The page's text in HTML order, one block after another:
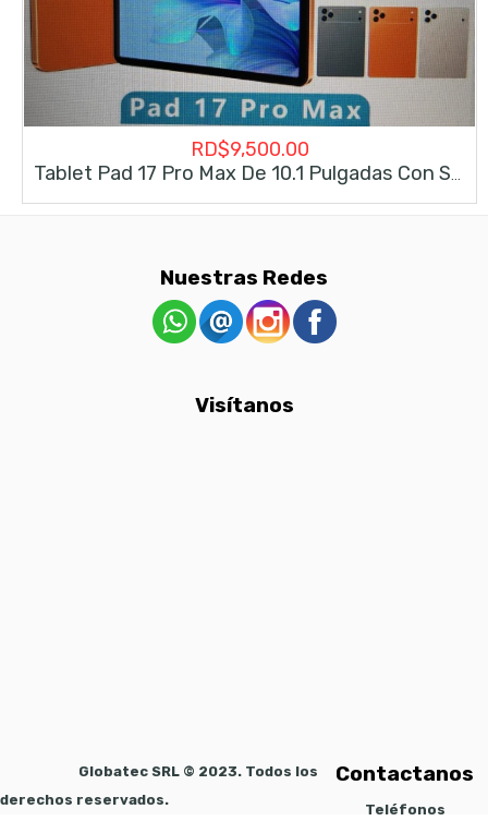
RD$9,500.00
Nuestras Redes
Visítanos
Contactanos
Teléfonos
Globatec SRL © 2023. Todos los
derechos reservados.